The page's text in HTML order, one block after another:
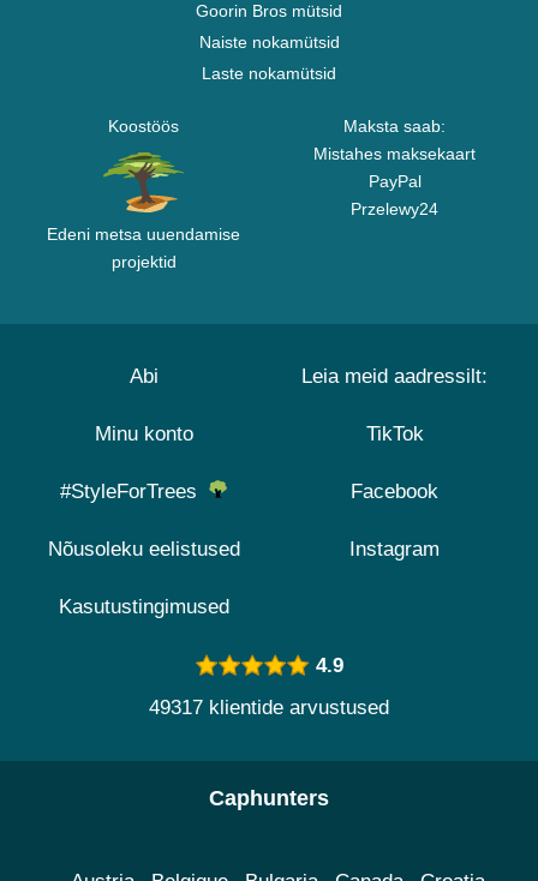
Goorin Bros mütsid
Naiste nokamütsid
Laste nokamütsid
Koostöös
Edeni metsa uuendamise
projektid
Maksta saab:
Mistahes maksekaart
PayPal
Przelewy24
Abi
Minu konto
#StyleForTrees
Nõusoleku eelistused
Kasutustingimused
Leia meid aadressilt:
TikTok
Facebook
Instagram
4.9
49317 klientide arvustused
Caphunters